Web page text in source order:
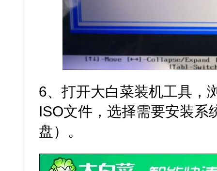
6、打开大白菜装机工具，
ISO文件，选择需要安装系
盘）。